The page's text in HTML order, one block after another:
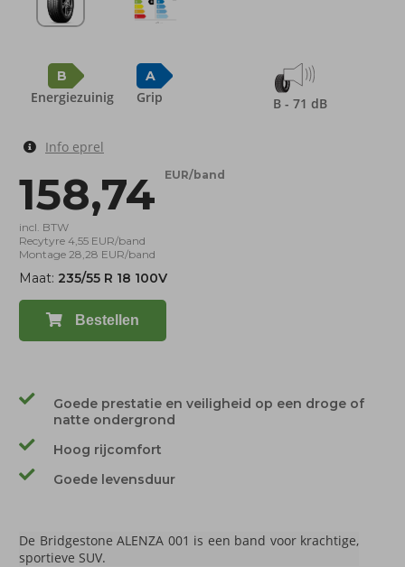
B
Energiezuinig
A
Grip B - 71 dB
Info eprel
158,74 EUR/band
incl. BTW
Recytyre 4,55 EUR/band
Montage 28,28 EUR/band
Maat: 235/55 R 18 100V
Bestellen
Goede prestatie en veiligheid op een droge of
natte ondergrond
Hoog rijcomfort
Goede levensduur
De Bridgestone ALENZA 001 is een band voor krachtige,
sportieve SUV.